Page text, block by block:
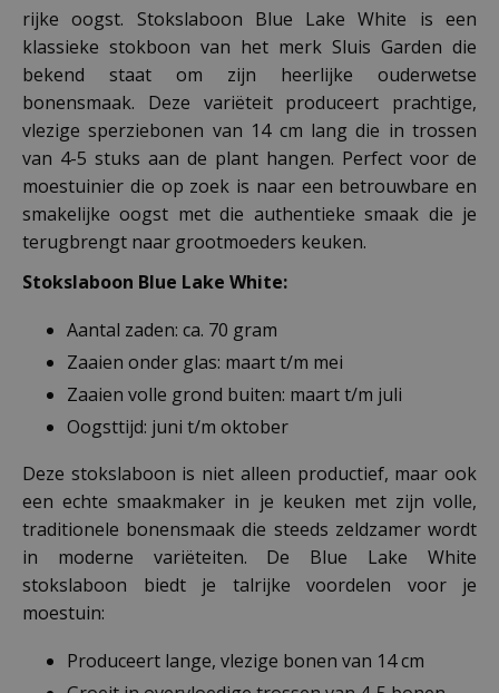
rijke oogst. Stokslaboon Blue Lake White is een
klassieke stokboon van het merk Sluis Garden die
bekend staat om zijn heerlijke ouderwetse
bonensmaak. Deze variëteit produceert prachtige,
vlezige sperziebonen van 14 cm lang die in trossen
van 4-5 stuks aan de plant hangen. Perfect voor de
moestuinier die op zoek is naar een betrouwbare en
smakelijke oogst met die authentieke smaak die je
terugbrengt naar grootmoeders keuken.
Stokslaboon Blue Lake White:
Aantal zaden: ca. 70 gram
Zaaien onder glas: maart t/m mei
Zaaien volle grond buiten: maart t/m juli
Oogsttijd: juni t/m oktober
Deze stokslaboon is niet alleen productief, maar ook
een echte smaakmaker in je keuken met zijn volle,
traditionele bonensmaak die steeds zeldzamer wordt
in moderne variëteiten. De Blue Lake White
stokslaboon biedt je talrijke voordelen voor je
moestuin:
Produceert lange, vlezige bonen van 14 cm